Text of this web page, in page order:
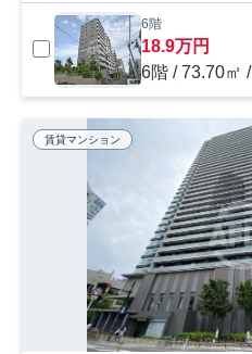
6階
18.9万円
6階 / 73.70㎡
賃貸マンション